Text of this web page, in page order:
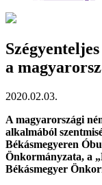
a
2020.02.03.
A magyarországi
alkalmából
Békásmegyeren
Önkormányzata, a
Békásmegyer